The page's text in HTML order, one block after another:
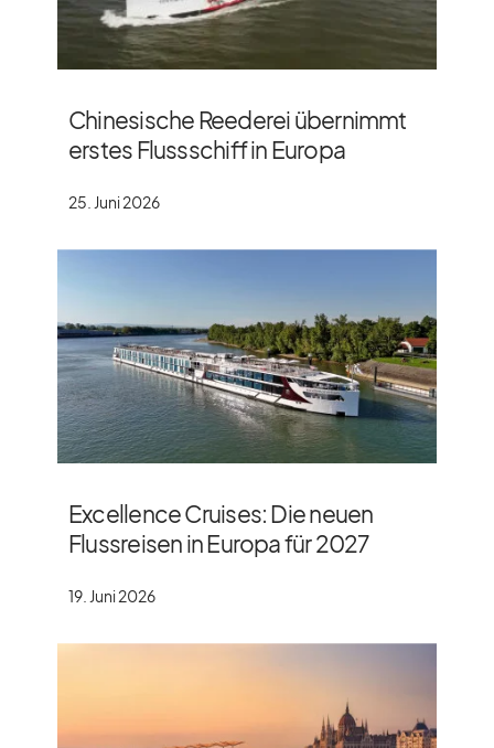
Chinesische Reederei übernimmt
erstes Flussschiff in Europa
25. Juni 2026
Excellence Cruises: Die neuen
Flussreisen in Europa für 2027
19. Juni 2026